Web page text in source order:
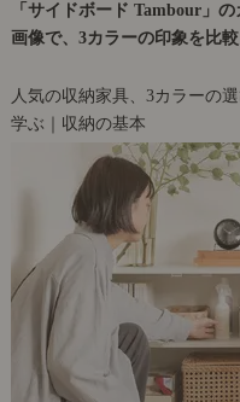
「サイドボード Tambour」
画像で、3カラーの印象を比較
人気の収納家具、3カラーの
学ぶ｜収納の基本